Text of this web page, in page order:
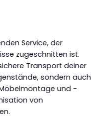
Service, der
zugeschnitten ist.
Transport deiner
sondern auch
und -
von